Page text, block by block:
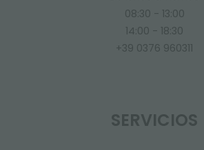
08:30 - 13:00
14:00 - 18:30
+39 0376 960311
SERVICIOS